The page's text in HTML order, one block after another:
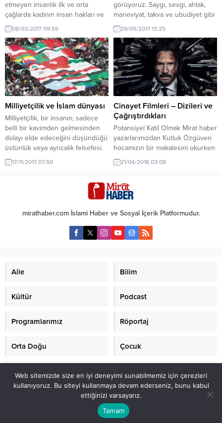
etmeyen insanlık ilk ve orta
çağlarda kadının insan hakları ve
hürriyetlerini tanımayan
sömürücü bir azgınlığın içindeydi.
Asrımızda ise kadının
fıtrat(yaratılış) düzenini inkâr eden
ve onu sömüren korkunç bir
bencilliğin ve aşırılığın zulmü
içindedir. Allah’ın insanlığa
rahmeti olan İslâm Dini’nin
gerçekleştirdiği inkılaplardan biri
de hakları ve hürriyetlerini...
08/03/2017 09:55
görüyoruz. Saygı, sevgi, ahlak,
maneviyat, takva ve ubudiyet gibi
kavramların, modernitenin
getirdiği alışkanlıklarımıza bağlı
olarak hayatımızdan bir bir
çıktığına şahit oluyoruz. Oysaki
bizler Müslümanız ve bu sıfatımız
sebebiyle bizim fikrimizi, hal ve
hareketlerimizle alışkanlıklarımızı
belirleyecek olan da bu
sıfatımızdır. Müslümanın Yirmi
Dört...
29/05/2017 13:25
Milliyetçilik ve İslam dünyası
Milliyetçilik, bir insanın; sadece
belli bir kavimden gelmesinden
dolayı elde edeceğini düşündüğü
üstünlük veya ayrıcalık felsefesi.
Dolayısıyla, böyle bir kanaat; tüm
araştırma, çalışma ve güzel
atması bakımından son derece
zararlı bir düşünce oluyor. Bir
kişinin veya toplumun,belli bir
ırktan gelmesi; onun
değiştirilemez kimliğini teşkil
17/11/2017 07:50
Cinayet Filmleri – Dizileri ve
Çağrıştırdıkları
Potansiyel Katil Olmak Mirat haber
yazarlarımızdan Kutluk Özgüven
hocamızın bir makalesini okurken
karşılaştığım bir cümlesiyle
irkildim. Aynı zamanda bir yaramı
seyrediyorsak, hepimiz potansiyel
katiliz.” İslâm’a saygılı gibi görülen
televizyon kanallarında bile bol
bol örneklerini gördüğümüz
Amerika ve AB üretimi filmlerde
nasıl onlarca insan öldürüldüğüne
21/04/2018 03:08
mirathaber.com İslami Haber ve Sosyal İçerik Platformudur.
Aile Bilim
Kültür Podcast
Programlarımız Röportaj
Orta Doğu Çocuk
Mirat TV Makaleler
2021 mirathaber.com, tüm hakları saklıdır.© Mirat Haber Anadolu Ajansı
(AA) üyesidir.
Web sitemizde size en iyi deneyimi sunabilmemiz için çerezleri
kullanıyoruz. Bu siteyi kullanmaya devam ederseniz, bunu kabul
ettiğinizi varsayarız.
Tamam